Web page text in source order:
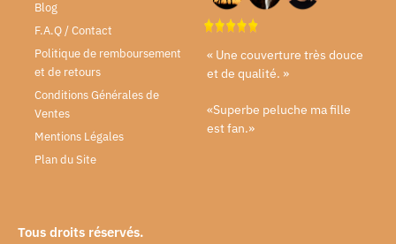
Blog
F.A.Q / Contact
Politique de remboursement
et de retours
Conditions Générales de
Ventes
Mentions Légales
Plan du Site
« Une couverture très douce
et de qualité. »
«Superbe peluche ma fille
est fan.»
Tous droits réservés.